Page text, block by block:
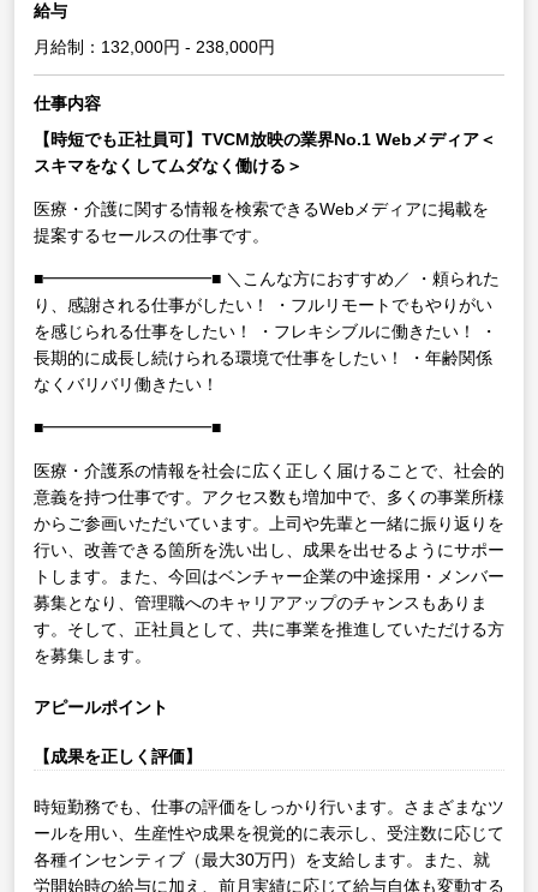
給与
月給制：132,000円 - 238,000円
仕事内容
【時短でも正社員可】TVCM放映の業界No.1 Webメディア＜
スキマをなくしてムダなく働ける＞
医療・介護に関する情報を検索できるWebメディアに掲載を
提案するセールスの仕事です。
■━━━━━━━━━━■ ＼こんな方におすすめ／
・頼られた
り、感謝される仕事がしたい！
・フルリモートでもやりがい
を感じられる仕事をしたい！
・フレキシブルに働きたい！
・
長期的に成長し続けられる環境で仕事をしたい！
・年齢関係
なくバリバリ働きたい！
■━━━━━━━━━━■
医療・介護系の情報を社会に広く正しく届けることで、社会的
意義を持つ仕事です。アクセス数も増加中で、多くの事業所様
からご参画いただいています。上司や先輩と一緒に振り返りを
行い、改善できる箇所を洗い出し、成果を出せるようにサポー
トします。また、今回はベンチャー企業の中途採用・メンバー
募集となり、管理職へのキャリアアップのチャンスもありま
す。そして、正社員として、共に事業を推進していただける方
を募集します。
アピールポイント
【成果を正しく評価】
時短勤務でも、仕事の評価をしっかり行います。さまざまなツ
ールを用い、生産性や成果を視覚的に表示し、受注数に応じて
各種インセンティブ（最大30万円）を支給します。また、就
労開始時の給与に加え、前月実績に応じて給与自体も変動する